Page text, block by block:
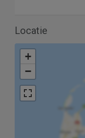
Locatie
+
−